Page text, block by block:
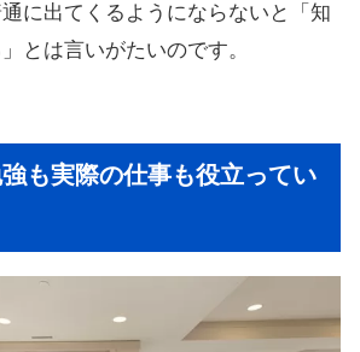
に出てくるようにならないと「知
とは言いがたいのです。
も実際の仕事も役立ってい